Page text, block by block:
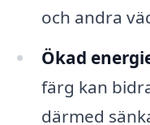
och andra
Ökad
färg kan
därmed